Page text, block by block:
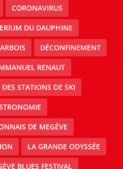
CORONAVIRUS
DU DAUPHINE
DÉCONFINEMENT
RENAUT
STATIONS DE SKI
DE MEGÈVE
LA GRANDE ODYSSÉE
BLUES FESTIVAL